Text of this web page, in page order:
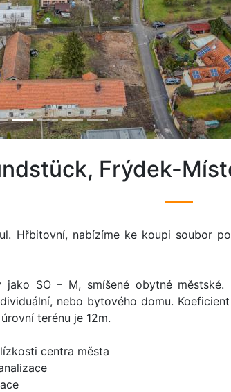
Frýdek-
Hřbitovní, nabízíme ke koupi soubor
jako SO – M, smíšené obytné městské.
nebo bytového domu.
terénu je 12m.
centra města